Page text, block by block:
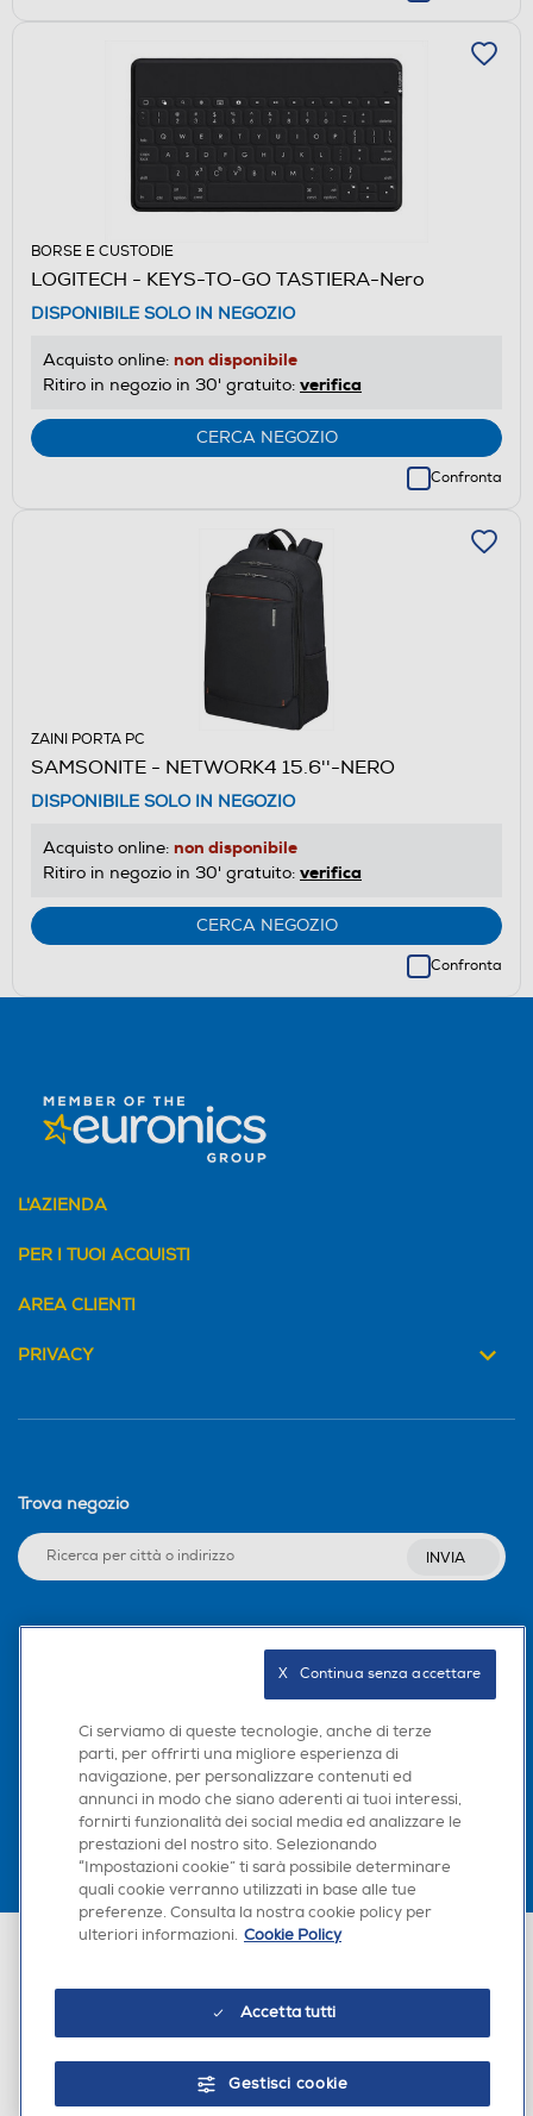
BORSE E CUSTODIE
LOGITECH - KEYS-TO-GO TASTIERA-Nero
DISPONIBILE SOLO IN NEGOZIO
Acquisto online: non disponibile
Ritiro in negozio in 30' gratuito: verifica
CERCA NEGOZIO
Confronta
ZAINI PORTA PC
SAMSONITE - NETWORK4 15.6''-NERO
DISPONIBILE SOLO IN NEGOZIO
Acquisto online: non disponibile
Ritiro in negozio in 30' gratuito: verifica
CERCA NEGOZIO
Confronta
L'AZIENDA
PER I TUOI ACQUISTI
AREA CLIENTI
PRIVACY
Trova negozio
INVIA
Scarica la nostra app
Euronics Italia SpA. Sede legale Via Montefeltro, 6/a 20156 Milano
Ci serviamo di queste tecnologie, anche di terze
parti, per offrirti una migliore esperienza di
navigazione, per personalizzare contenuti ed
annunci in modo che siano aderenti ai tuoi interessi,
fornirti funzionalità dei social media ed analizzare le
prestazioni del nostro sito. Selezionando
“Impostazioni cookie” ti sarà possibile determinare
quali cookie verranno utilizzati in base alle tue
preferenze. Consulta la nostra cookie policy per
ulteriori informazioni. Cookie Policy
Accetta tutti
Gestisci cookie
X   Continua senza accettare